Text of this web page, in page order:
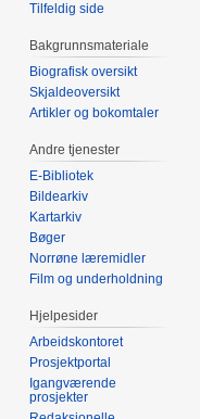
Tilfeldig side
Bakgrunnsmateriale
Biografisk oversikt
Skjaldeoversikt
Artikler og bokomtaler
Andre tjenester
E-Bibliotek
Bildearkiv
Kartarkiv
Bøger
Norrøne læremidler
Film og underholdning
Hjelpesider
Arbeidskontoret
Prosjektportal
Igangværende
prosjekter